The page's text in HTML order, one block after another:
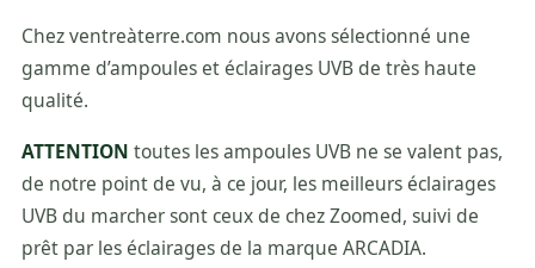
Chez ventreàterre.com nous avons sélectionné une
gamme d’ampoules et éclairages UVB de très haute
qualité.
ATTENTION toutes les ampoules UVB ne se valent pas,
de notre point de vu, à ce jour, les meilleurs éclairages
UVB du marcher sont ceux de chez Zoomed, suivi de
prêt par les éclairages de la marque ARCADIA.